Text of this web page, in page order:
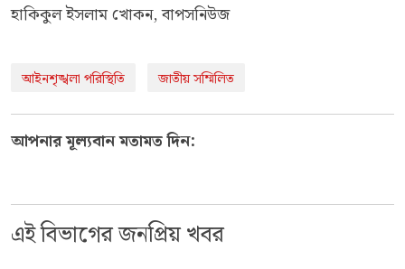
হাকিকুল ইসলাম খোকন, বাপসনিউজ
আইনশৃঙ্খলা পরিস্থিতি জাতীয় সম্মিলিত
আপনার মূল্যবান মতামত দিন:
এই বিভাগের জনপ্রিয় খবর